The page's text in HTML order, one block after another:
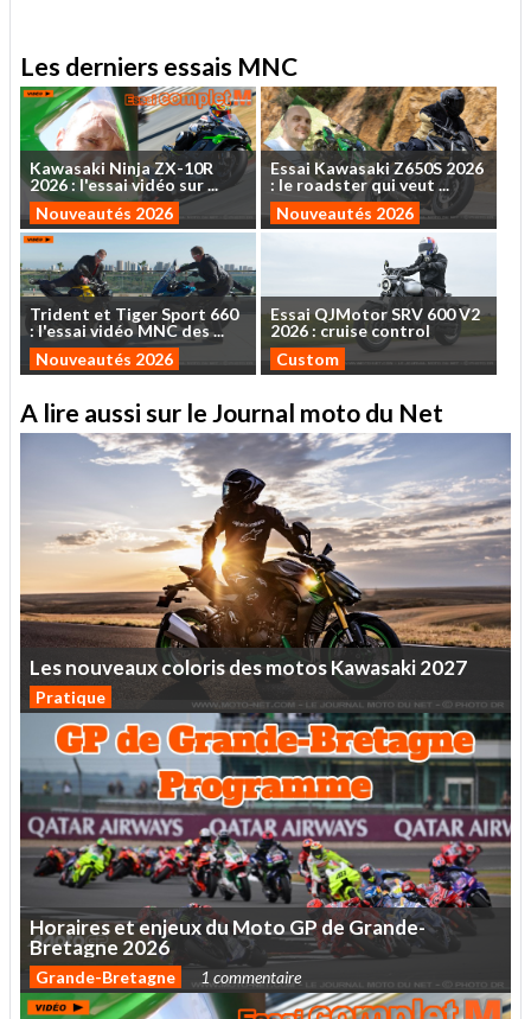
Les derniers essais MNC
Kawasaki NinjaZX-10R
2026: l'essaividéo sur...
Nouveautés 2026
Essai Kawasaki Z650S 2026
: le roadsterquiveut ...
Nouveautés 2026
Trident et TigerSport 660
: l'essaividéo MNCdes...
Nouveautés 2026
EssaiQJMotorSRV 600V2
2026 : cruise control
Custom
A lire aussi sur le Journal moto du Net
LesnouveauxcolorisdesmotosKawasaki2027
Pratique
HorairesetenjeuxduMotoGPdeGrande-
Bretagne 2026
Grande-Bretagne 1 commentaire